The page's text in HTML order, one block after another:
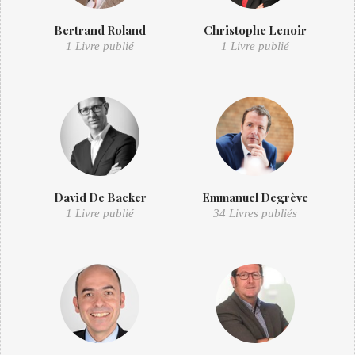
Bertrand Roland
1 Livre publié
Christophe Lenoir
1 Livre publié
David De Backer
1 Livre publié
Emmanuel Degrève
34 Livres publiés